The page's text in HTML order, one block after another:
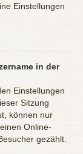
Einstellungen
in der
Einstellungen
Sitzung
können nur
Online-
gezählt.